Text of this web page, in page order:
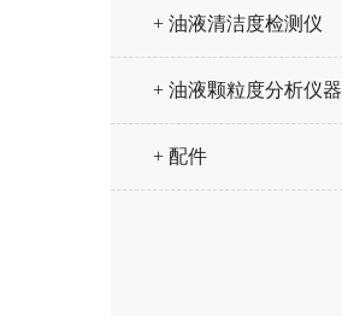
+ 油液清洁度检测仪
+ 油液颗粒度分析仪器
+ 配件